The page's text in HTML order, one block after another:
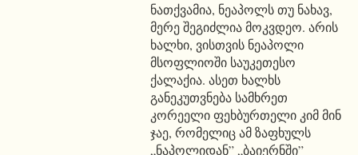
ნათქვამია, ნეაპოლს თუ ნახავ,
მერე შეგიძლია მოკვდეო. არის
ხალხი, ვისთვის ნეაპოლი
მსოფლიოში საუკეთესო
ქალაქია. ასეთ ხალხს
განეკუთვნება სამხრეთ
კორეელი ფეხბურთელი კიმ მინ
ჯაე, რომელიც ამ ზაფხულს
„ნაპოლიდან” „ბაიერნში”